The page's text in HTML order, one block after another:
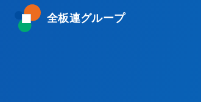
全板連グループ